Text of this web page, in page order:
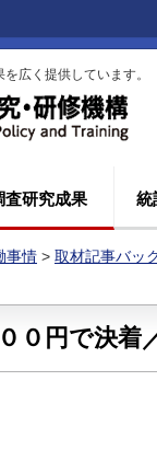
広く提供しています。
査研究成果 統
事情 > 取材記事バッ
０円で決着